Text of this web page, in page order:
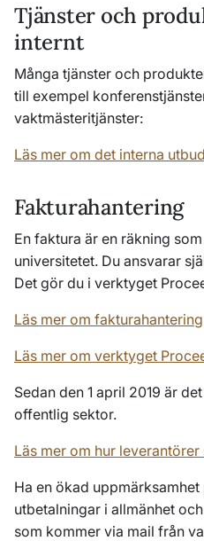
Tjänster och
internt
Många tjänster och
till exempel
vaktmästeritjänster:
Läs mer om det interna
Fakturahantering
En faktura är en räkning
universitetet. Du ansvarar
Det gör du i verktyget
Läs mer om fakturahantering
Läs mer om verktyget
Sedan den 1 april 2019 är
offentlig sektor.
Läs mer om hur
Ha en ökad
utbetalningar i allmänhet
som kommer via mail från